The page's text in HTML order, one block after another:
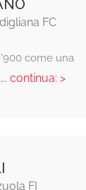
FC
come una
continua: >
FI